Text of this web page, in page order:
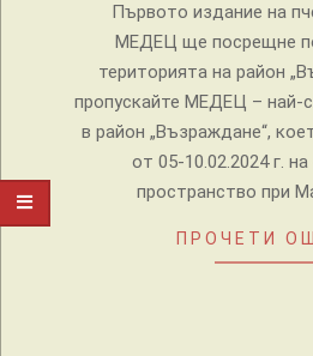
Първото издание на
МЕДЕЦ ще посрещне
територията на район
пропускайте МЕДЕЦ – най-
в район „Възраждане“,
от 05-10.02.2024 г.
пространство при
ПРОЧЕТИ